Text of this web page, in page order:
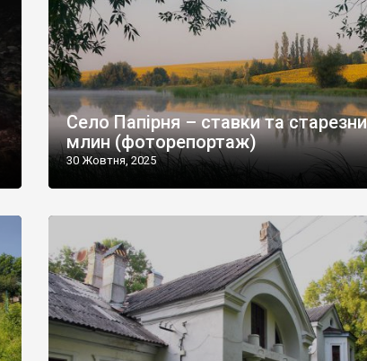
Село Папірня – ставки та
млин (фоторепортаж)
30 Жовтня, 2025